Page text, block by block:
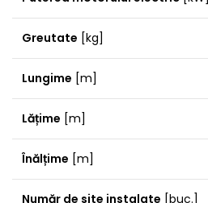
Greutate [kg]
Lungime [m]
Lățime [m]
Înălțime [m]
Număr de site instalate [buc.]